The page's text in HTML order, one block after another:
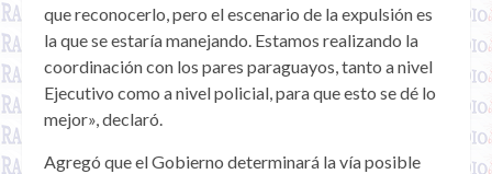
que reconocerlo, pero el escenario de la expulsión es
la que se estaría manejando. Estamos realizando la
coordinación con los pares paraguayos, tanto a nivel
Ejecutivo como a nivel policial, para que esto se dé lo
mejor», declaró.
Agregó que el Gobierno determinará la vía posible